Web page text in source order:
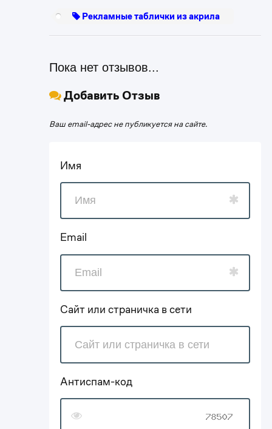
Рекламные таблички из акрила
Пока нет отзывов...
Добавить Отзыв
Ваш email-адрес не публикуется на сайте.
Имя
Email
Сайт или страничка в сети
Антиспам-код